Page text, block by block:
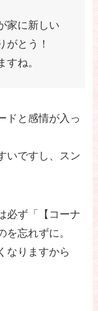
家に新しい
がとう！
すね。
ドと感情が入っ
いですし、スン
必ず「【コーナ
忘れずに。
なりますから